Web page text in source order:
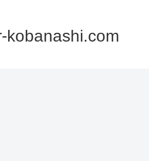
kobanashi.com